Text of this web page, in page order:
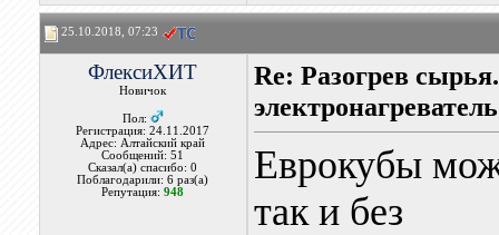
25.10.2018, 07:23
ФлексиХИТ
Новичок
Пол:
Регистрация: 24.11.2017
Адрес: Алтайский край
Сообщений: 51
Сказал(а) спасибо: 0
Поблагодарили: 6 раз(а)
Репутация:948
Re: Разогрев
Еврокубы
так и без